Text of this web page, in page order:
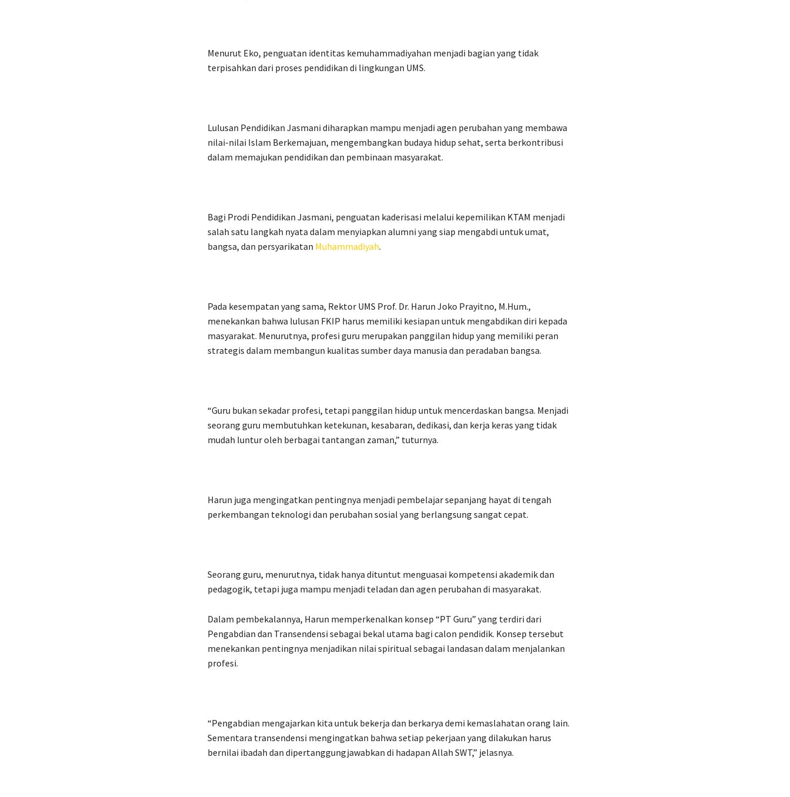
Menurut Eko, penguatan identitas kemuhammadiyahan menjadi bagian yang tidak
terpisahkan dari proses pendidikan di lingkungan UMS.
Lulusan Pendidikan Jasmani diharapkan mampu menjadi agen perubahan yang membawa
nilai-nilai Islam Berkemajuan, mengembangkan budaya hidup sehat, serta berkontribusi
dalam memajukan pendidikan dan pembinaan masyarakat.
Bagi Prodi Pendidikan Jasmani, penguatan kaderisasi melalui kepemilikan KTAM menjadi
salah satu langkah nyata dalam menyiapkan alumni yang siap mengabdi untuk umat,
bangsa, dan persyarikatan Muhammadiyah.
Pada kesempatan yang sama, Rektor UMS Prof. Dr. Harun Joko Prayitno, M.Hum.,
menekankan bahwa lulusan FKIP harus memiliki kesiapan untuk mengabdikan diri kepada
masyarakat. Menurutnya, profesi guru merupakan panggilan hidup yang memiliki peran
strategis dalam membangun kualitas sumber daya manusia dan peradaban bangsa.
“Guru bukan sekadar profesi, tetapi panggilan hidup untuk mencerdaskan bangsa. Menjadi
seorang guru membutuhkan ketekunan, kesabaran, dedikasi, dan kerja keras yang tidak
mudah luntur oleh berbagai tantangan zaman,” tuturnya.
Harun juga mengingatkan pentingnya menjadi pembelajar sepanjang hayat di tengah
perkembangan teknologi dan perubahan sosial yang berlangsung sangat cepat.
Seorang guru, menurutnya, tidak hanya dituntut menguasai kompetensi akademik dan
pedagogik, tetapi juga mampu menjadi teladan dan agen perubahan di masyarakat.
Dalam pembekalannya, Harun memperkenalkan konsep “PT Guru” yang terdiri dari
Pengabdian dan Transendensi sebagai bekal utama bagi calon pendidik. Konsep tersebut
menekankan pentingnya menjadikan nilai spiritual sebagai landasan dalam menjalankan
profesi.
“Pengabdian mengajarkan kita untuk bekerja dan berkarya demi kemaslahatan orang lain.
Sementara transendensi mengingatkan bahwa setiap pekerjaan yang dilakukan harus
bernilai ibadah dan dipertanggungjawabkan di hadapan Allah SWT,” jelasnya.